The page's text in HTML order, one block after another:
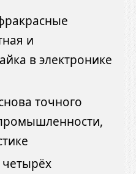
и
в электронике
точного
четырёх